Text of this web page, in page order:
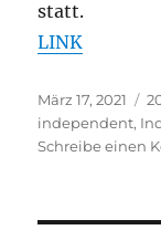
statt.
LINK
Veröffentlicht
am
März 17, 2021
independent,
Schreibe einen